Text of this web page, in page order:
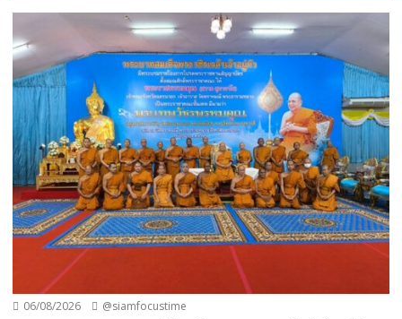
06/08/2026 @siamfocustime